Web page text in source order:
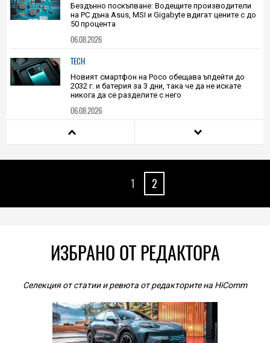
Бездънно поскъпване: Водещите производители
на РС дъна Asus, MSI и Gigabyte вдигат цените с до
50 процента
06.08.2026
TECH
Новият смартфон на Poco обещава ъпдейти до
2032 г. и батерия за 3 дни, така че да не искате
никога да се разделите с него
06.08.2026
TECH
05.08.2026
Е-въздушно такси съкращава времето за
едва 9 минути
05.08.2026
1 2
ИЗБРАНО ОТ РЕДАКТОРА
Селекция от статии и ревюта от редакторите на HiComm